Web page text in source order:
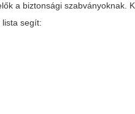
a biztonsági szabványoknak.
segít: